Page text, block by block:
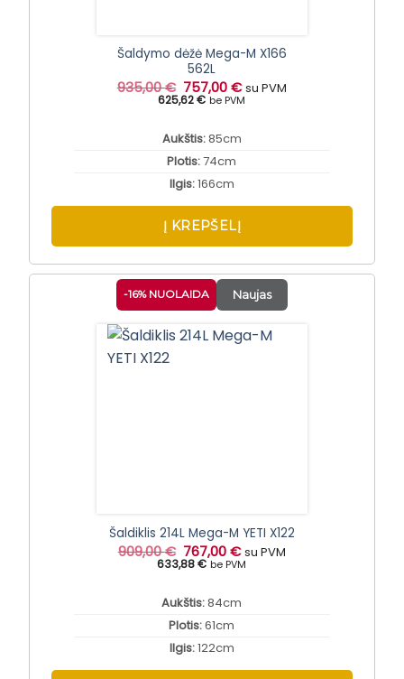
Šaldymo dėžė Mega-M X166
562L
935,00€ Original
price
was:
757,00€Current
price
is:
su PVM
625,62 € be PVM
Aukštis:85cm
Plotis:74cm
Ilgis:166cm
Į KREPŠELĮ
-16% NUOLAIDA Naujas
Šaldiklis 214L Mega-M YETI X122
909,00€ Original
price
was:
767,00€Current
price
is:
su PVM
633,88 € be PVM
Aukštis:84cm
Plotis:61cm
Ilgis:122cm